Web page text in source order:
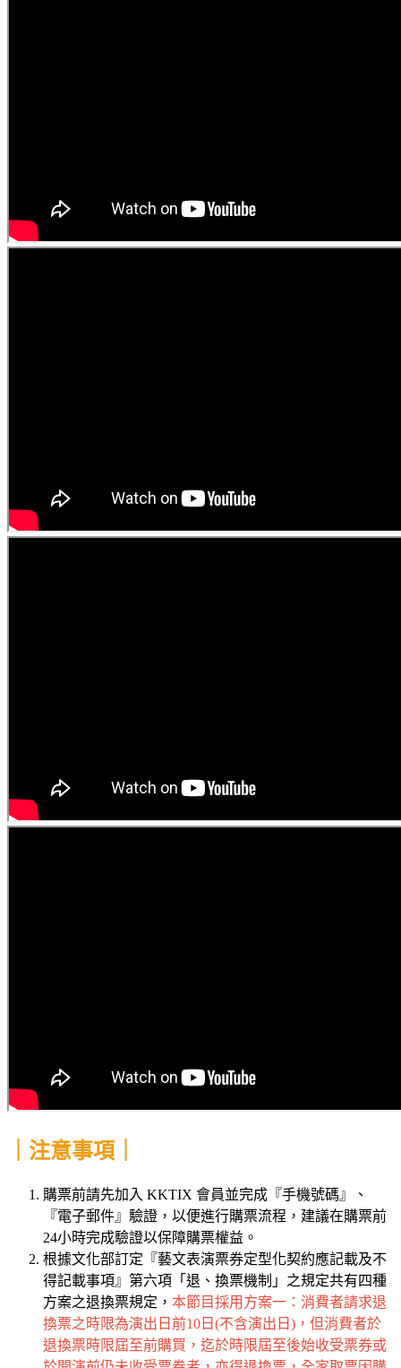
｜注意事項｜
購票前請先加入 KKTIX 會員並完成『手機號碼』、
『電子郵件』驗證，以便進行購票流程，建議在購票前
24小時完成驗證以保障購票權益。
根據文化部訂定『藝文表演票券定型化契約應記載及不
得記載事項』第六項「退、換票機制」之規定共有四種
方案之退換票規定， 本節目採用方案一：消費者請求退
換票之時限為演出日前10日(不含演出日)，但消費者於
退換票時限屆至前購買，迄於時限屆至後始收受票券或